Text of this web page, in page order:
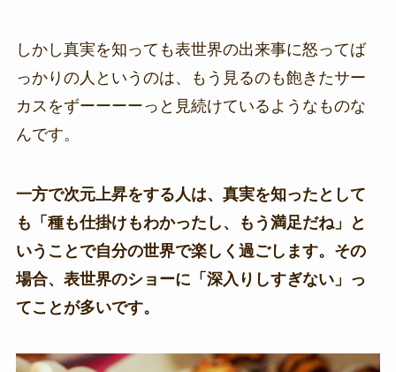
しかし真実を知っても表世界の出来事に怒ってば
っかりの人というのは、もう見るのも飽きたサー
カスをずーーーーっと見続けているようなものな
んです。
一方で次元上昇をする人は、真実を知ったとして
も「種も仕掛けもわかったし、もう満足だね」と
いうことで自分の世界で楽しく過ごします。その
場合、表世界のショーに「深入りしすぎない」っ
てことが多いです。